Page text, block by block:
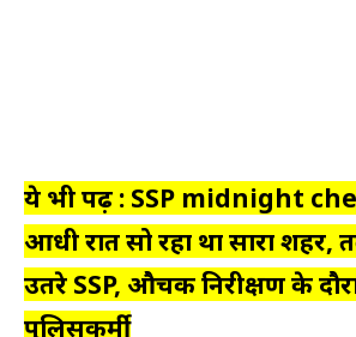
ये भी पढ़ें : SSP midnight
आधी रात सो रहा था सारा शहर,
उतरे SSP, औचक निरीक्षण के
पुलिसकर्मी